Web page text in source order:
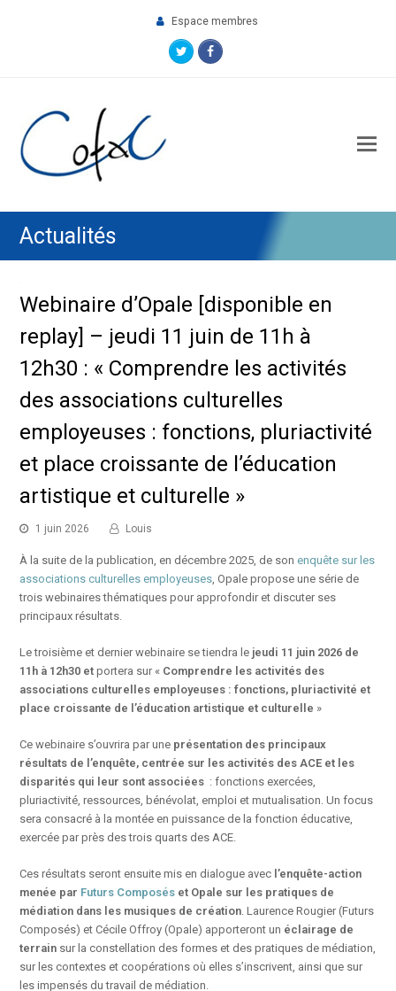
Espace membres
TwitterFacebook
Actualités
Webinaire d’Opale [disponible en
replay] – jeudi 11 juin de 11h à
12h30 : « Comprendre les activités
des associations culturelles
employeuses : fonctions, pluriactivité
et place croissante de l’éducation
artistique et culturelle »
1 juin 2026 Louis
À la suite de la publication, en décembre 2025, de son enquête sur les
associations culturelles employeuses, Opale propose une série de
trois webinaires thématiques pour approfondir et discuter ses
principaux résultats.
Le troisième et dernier webinaire se tiendra le jeudi 11 juin 2026 de
11h à 12h30 etportera sur « Comprendre les activités des
associations culturelles employeuses : fonctions, pluriactivité et
place croissante de l’éducation artistique et culturelle »
Ce webinaire s’ouvrira par une présentation des principaux
résultats de l’enquête, centrée sur les activités des ACE et les
disparités qui leur sont associées : fonctions exercées,
pluriactivité, ressources, bénévolat, emploi et mutualisation. Un focus
sera consacré à la montée en puissance de la fonction éducative,
exercée par près des trois quarts des ACE.
Ces résultats seront ensuite mis en dialogue avec l’enquête-action
menée par Futurs Composés et Opale sur les pratiques de
médiation dans les musiques de création. Laurence Rougier (Futurs
Composés) et Cécile Offroy (Opale) apporteront un éclairage de
terrain sur la constellation des formes et des pratiques de médiation,
sur les contextes et coopérations où elles s’inscrivent, ainsi que sur
les impensés du travail de médiation.